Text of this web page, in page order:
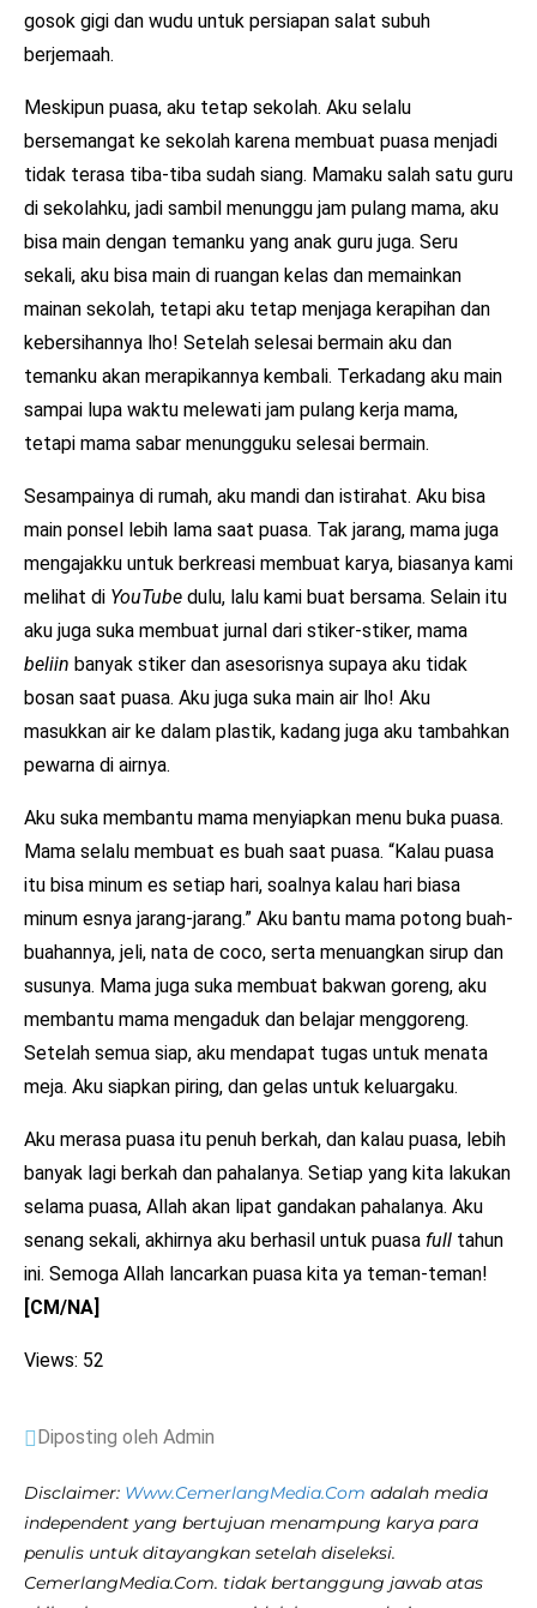
gosok gigi dan wudu untuk persiapan salat subuh
berjemaah.
Meskipun puasa, aku tetap sekolah. Aku selalu
bersemangat ke sekolah karena membuat puasa menjadi
tidak terasa tiba-tiba sudah siang. Mamaku salah satu guru
di sekolahku, jadi sambil menunggu jam pulang mama, aku
bisa main dengan temanku yang anak guru juga. Seru
sekali, aku bisa main di ruangan kelas dan memainkan
mainan sekolah, tetapi aku tetap menjaga kerapihan dan
kebersihannya lho! Setelah selesai bermain aku dan
temanku akan merapikannya kembali. Terkadang aku main
sampai lupa waktu melewati jam pulang kerja mama,
tetapi mama sabar menungguku selesai bermain.
Sesampainya di rumah, aku mandi dan istirahat. Aku bisa
main ponsel lebih lama saat puasa. Tak jarang, mama juga
mengajakku untuk berkreasi membuat karya, biasanya kami
melihat di YouTube dulu, lalu kami buat bersama. Selain itu
aku juga suka membuat jurnal dari stiker-stiker, mama
beliin banyak stiker dan asesorisnya supaya aku tidak
bosan saat puasa. Aku juga suka main air lho! Aku
masukkan air ke dalam plastik, kadang juga aku tambahkan
pewarna di airnya.
Aku suka membantu mama menyiapkan menu buka puasa.
Mama selalu membuat es buah saat puasa. “Kalau puasa
itu bisa minum es setiap hari, soalnya kalau hari biasa
minum esnya jarang-jarang.” Aku bantu mama potong buah-
buahannya, jeli, nata de coco, serta menuangkan sirup dan
susunya. Mama juga suka membuat bakwan goreng, aku
membantu mama mengaduk dan belajar menggoreng.
Setelah semua siap, aku mendapat tugas untuk menata
meja. Aku siapkan piring, dan gelas untuk keluargaku.
Aku merasa puasa itu penuh berkah, dan kalau puasa, lebih
banyak lagi berkah dan pahalanya. Setiap yang kita lakukan
selama puasa, Allah akan lipat gandakan pahalanya. Aku
senang sekali, akhirnya aku berhasil untuk puasa full tahun
ini. Semoga Allah lancarkan puasa kita ya teman-teman!
[CM/NA]
Views: 52
Diposting oleh Admin
Disclaimer: Www.CemerlangMedia.Com adalah media
independent yang bertujuan menampung karya para
penulis untuk ditayangkan setelah diseleksi.
CemerlangMedia.Com. tidak bertanggung jawab atas